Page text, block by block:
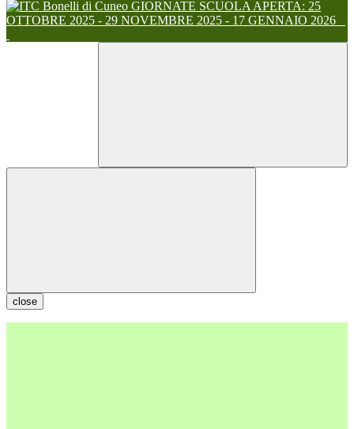
GIORNATE SCUOLA APERTA: 25
OTTOBRE 2025 - 29 NOVEMBRE 2025 - 17 GENNAIO 2026
close